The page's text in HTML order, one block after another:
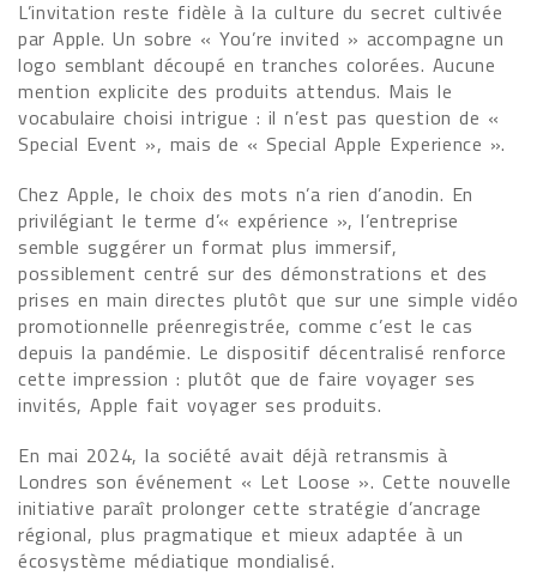
L’invitation reste fidèle à la culture du secret cultivée
par Apple. Un sobre « You’re invited » accompagne un
logo semblant découpé en tranches colorées. Aucune
mention explicite des produits attendus. Mais le
vocabulaire choisi intrigue : il n’est pas question de «
Special Event », mais de « Special Apple Experience ».
Chez Apple, le choix des mots n’a rien d’anodin. En
privilégiant le terme d’« expérience », l’entreprise
semble suggérer un format plus immersif,
possiblement centré sur des démonstrations et des
prises en main directes plutôt que sur une simple vidéo
promotionnelle préenregistrée, comme c’est le cas
depuis la pandémie. Le dispositif décentralisé renforce
cette impression : plutôt que de faire voyager ses
invités, Apple fait voyager ses produits.
En mai 2024, la société avait déjà retransmis à
Londres son événement « Let Loose ». Cette nouvelle
initiative paraît prolonger cette stratégie d’ancrage
régional, plus pragmatique et mieux adaptée à un
écosystème médiatique mondialisé.